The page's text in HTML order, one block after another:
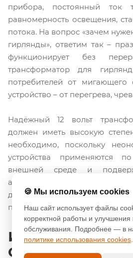
прибора, постоянный
равномерность освещения,
потока. На вопрос «зачем
гирлянды», ответим так –
функционирует без
трансформатор для
потребителей от мигающего
устройство – от перегрева,
Надёжный 12 вольт
должен иметь высокую
необходимо, поскольку
устройства применяются
внешней среде и
атмосферным воздействиям.
для светодиодной ленты
применения лучше надёжно
Интернет
City – богатый
🍪 Мы используем cookies
Наш сайт использует файлы
корректной работы и улучшения
обслуживания. Подробнее — в
политике использования cookies